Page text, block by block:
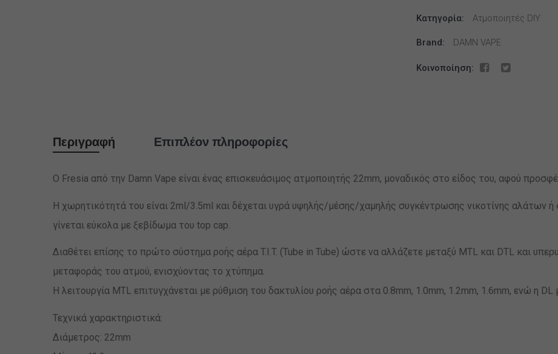
Κατηγορία: Ατμοποιητές DIY
Brand: DAMN VAPE
Κοινοποίηση:
Περιγραφή Επιπλέον πληροφορίες
O Fresia από την Damn Vape είναι ένας επισκευάσιμος ατμοποιητής 22mm, μοναδικός στο είδος του, αφού
Η χωρητικότητά του είναι 2ml/3.5ml και δέχεται υγρά υψηλής/μέσης/χαμηλής συγκέντρωσης νικοτίνης αλάτων
γίνεται εύκολα με ξεβίδωμα του top cap.
Διαθέτει επίσης το πρώτο σύστημα ροής αέρα T.I.T. (Tube in Tube) ώστε να αλλάζετε μεταξύ MTL και DTL και
μεταφοράς του ατμού, ενισχύοντας το χτύπημα.
Η λειτουργία MTL επιτυγχάνεται με ρύθμιση του δακτυλίου ροής αέρα στα 0.8mm, 1.0mm, 1.2mm, 1.6mm, ενώ η
Τεχνικά χαρακτηριστικά:
Διάμετρος: 22mm